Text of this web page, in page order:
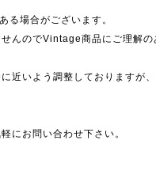
る場合がございます。
んのでVintage商品にご理解の
近いよう調整しておりますが
にお問い合わせ下さい。